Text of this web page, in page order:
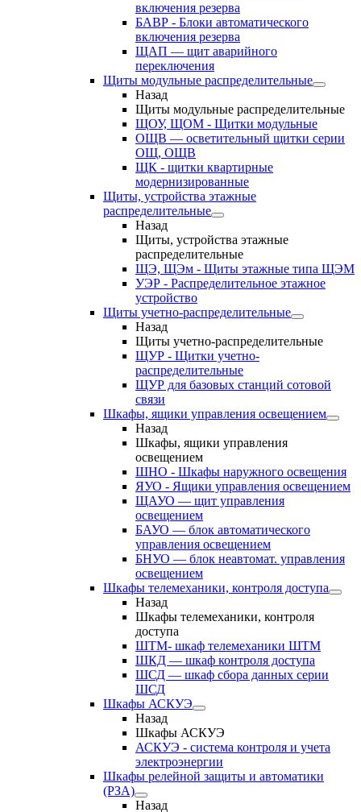
включения резерва
БАВР - Блоки автоматического
включения резерва
ЩАП — щит аварийного
переключения
Щиты модульные распределительные
Назад
Щиты модульные распределительные
ЩОУ, ЩОМ - Щитки модульные
ОЩВ — осветительный щитки серии
ОЩ, ОЩВ
ЩК - щитки квартирные
модернизированные
Щиты, устройства этажные
распределительные
Назад
Щиты, устройства этажные
распределительные
ЩЭ, ЩЭм - Щиты этажные типа ЩЭМ
УЭР - Распределительное этажное
устройство
Щиты учетно-распределительные
Назад
Щиты учетно-распределительные
ЩУР - Щитки учетно-
распределительные
ЩУР для базовых станций сотовой
связи
Шкафы, ящики управления освещением
Назад
Шкафы, ящики управления
освещением
ШНО - Шкафы наружного освещения
ЯУО - Ящики управления освещением
ЩАУО — щит управления
освещением
БАУО — блок автоматического
управления освещением
БНУО — блок неавтомат. управления
освещением
Шкафы телемеханики, контроля доступа
Назад
Шкафы телемеханики, контроля
доступа
ШТМ- шкаф телемеханики ШТМ
ШКД — шкаф контроля доступа
ШСД — шкаф сбора данных серии
ШСД
Шкафы АСКУЭ
Назад
Шкафы АСКУЭ
АСКУЭ - система контроля и учета
электроэнергии
Шкафы релейной защиты и автоматики
(РЗА)
Назад